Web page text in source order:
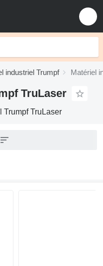
industriel Trumpf Matériel
TruLaser
Trumpf TruLaser